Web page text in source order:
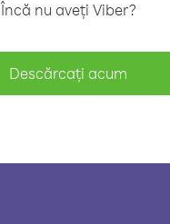
Încă nu aveți Viber?
Descărcați acum